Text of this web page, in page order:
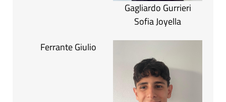
Gagliardo Gurrieri
Sofia Joyella
Ferrante Giulio